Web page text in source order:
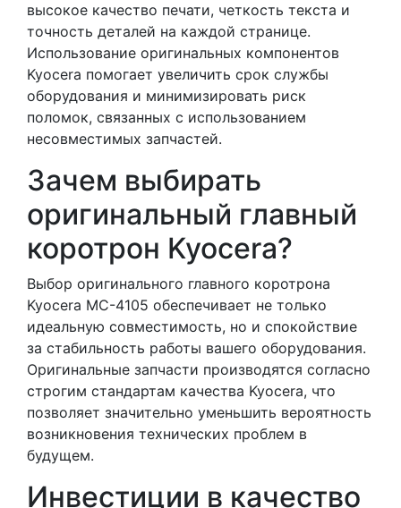
высокое качество печати, четкость текста и
точность деталей на каждой странице.
Использование оригинальных компонентов
Kyocera помогает увеличить срок службы
оборудования и минимизировать риск
поломок, связанных с использованием
несовместимых запчастей.
Зачем выбирать
оригинальный главный
коротрон Kyocera?
Выбор оригинального главного коротрона
Kyocera MC-4105 обеспечивает не только
идеальную совместимость, но и спокойствие
за стабильность работы вашего оборудования.
Оригинальные запчасти производятся согласно
строгим стандартам качества Kyocera, что
позволяет значительно уменьшить вероятность
возникновения технических проблем в
будущем.
Инвестиции в качество